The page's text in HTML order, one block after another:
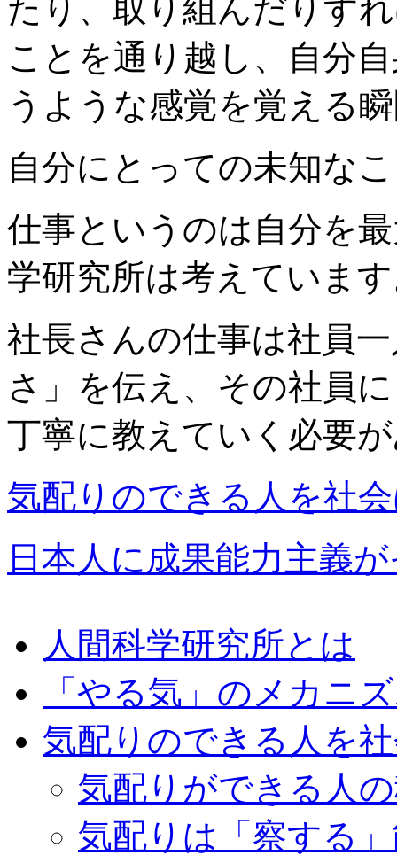
たり、取り組んだりす
ことを通り越し、自分
うような感覚を覚える
自分にとっての未知な
仕事というのは自分を
学研究所は考えていま
社長さんの仕事は社員
さ」を伝え、その社員
丁寧に教えていく必要
気配りのできる人を社
日本人に成果能力主義
人間科学研究所とは
「やる気」のメカニ
気配りのできる人を
気配りができる人
気配りは「察する